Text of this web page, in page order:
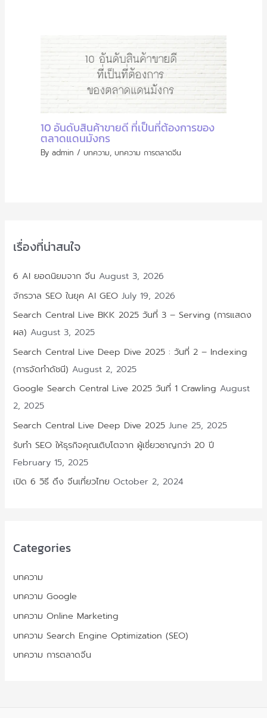
10 อันดับสินค้าขายดี ที่เป็นที่ต้องการของ
ตลาดแดนมังกร
By admin / บทความ, บทความ การตลาดจีน
เรื่องที่น่าสนใจ
6 AI ยอดนิยมจาก จีน August 3, 2026
จักรวาล SEO ในยุค AI GEO July 19, 2026
Search Central Live BKK 2025 วันที่ 3 – Serving (การแสดง
ผล) August 3, 2025
Search Central Live Deep Dive 2025 : วันที่ 2 – Indexing
(การจัดทำดัชนี) August 2, 2025
Google Search Central Live 2025 วันที่ 1 Crawling August
2, 2025
Search Central Live Deep Dive 2025 June 25, 2025
รับทำ SEO ให้ธุรกิจคุณเติบโตจาก ผู้เชี่ยวชาญกว่า 20 ปี
February 15, 2025
เปิด 6 วิธี ดึง จีนเที่ยวไทย October 2, 2024
Categories
บทความ
บทความ Google
บทความ Online Marketing
บทความ Search Engine Optimization (SEO)
บทความ การตลาดจีน